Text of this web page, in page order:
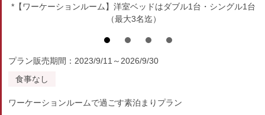
*【ワーケーションルーム】洋室ベッドはダブル1台・シングル1台
（最大3名迄）
プラン販売期間：2023/9/11～2026/9/30
食事なし
ワーケーションルームで過ごす素泊まりプラン